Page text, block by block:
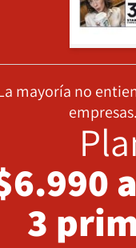
mayoría no
3